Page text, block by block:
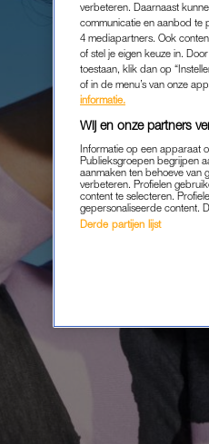
verbeteren. Daarnaast
communicatie en aanbod te
4 mediapartners. Ook
of stel je eigen keuze in.
toestaan, klik dan op
of in de menu’s van onze
informatie.
Wij en onze partners
Informatie op een apparaat
Publieksgroepen begrijpen
aanmaken ten behoeve van
verbeteren. Profielen
content te selecteren.
gepersonaliseerde content.
Derde partijen lijst